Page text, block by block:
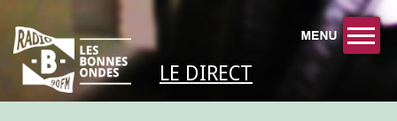
LE DIRECT